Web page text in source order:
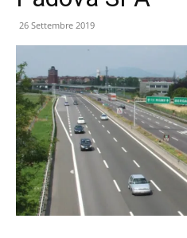
26 Settembre 2019